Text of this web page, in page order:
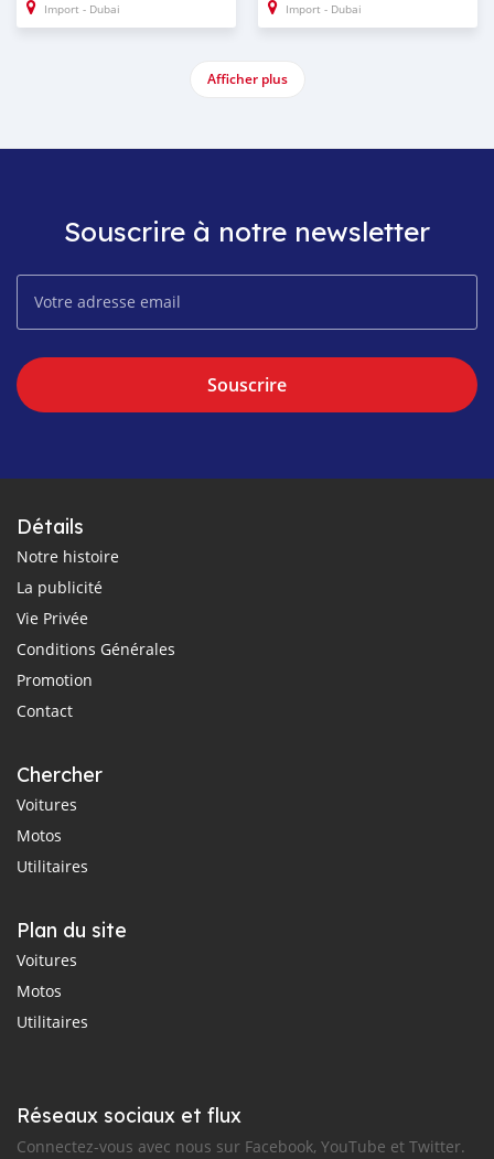
Import - Dubai Import - Dubai
Afficher plus
Souscrire à notre newsletter
Souscrire
Détails
Notre histoire
La publicité
Vie Privée
Conditions Générales
Promotion
Contact
Chercher
Voitures
Motos
Utilitaires
Plan du site
Voitures
Motos
Utilitaires
Réseaux sociaux et flux
Connectez-vous avec nous sur Facebook, YouTube et Twitter.